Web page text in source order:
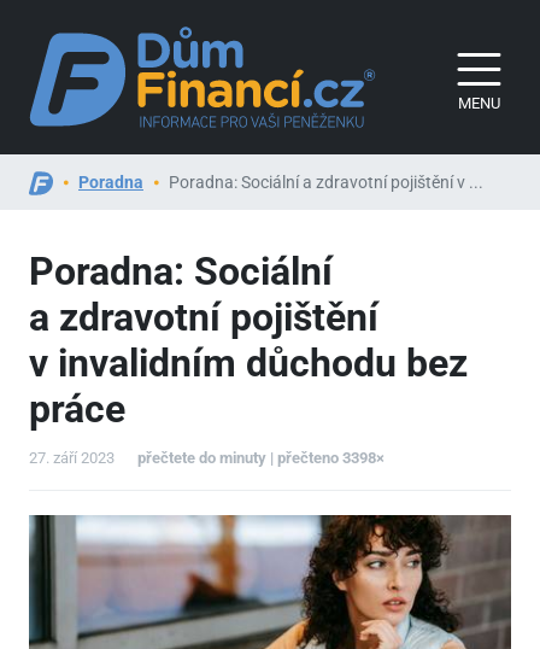
MENU
Poradna Poradna: Sociální a zdravotní pojištění v ...
Poradna: Sociální
a zdravotní pojištění
v invalidním důchodu bez
práce
27. září 2023 přečtete do minuty | přečteno 3398×